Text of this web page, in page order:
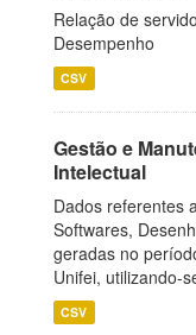
Relação de
Desempenho
CSV
Gestão e
Intelectual
Dados referentes
Softwares,
geradas no
Unifei, utilizando-
CSV